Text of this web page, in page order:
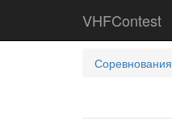
VHFContest
Соревнования